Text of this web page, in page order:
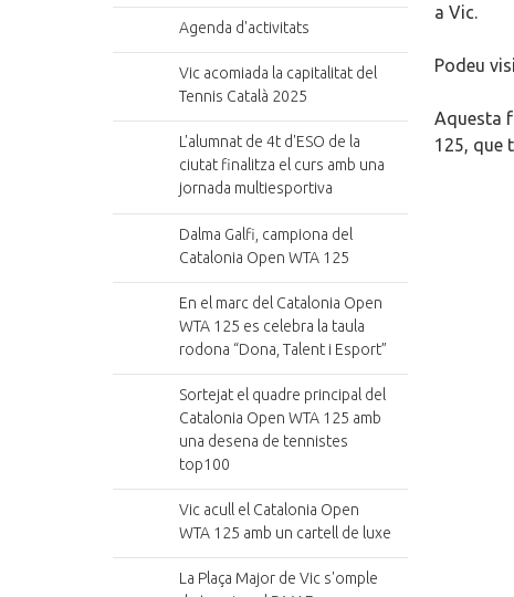
a Vic.
Podeu
Aquesta
125, que
Agenda d'activitats
Vic acomiada la capitalitat del
Tennis Català 2025
L'alumnat de 4t d'ESO de la
ciutat finalitza el curs amb una
jornada multiesportiva
Dalma Galfi, campiona del
Catalonia Open WTA 125
En el marc del Catalonia Open
WTA 125 es celebra la taula
rodona “Dona, Talent i Esport”
Sortejat el quadre principal del
Catalonia Open WTA 125 amb
una desena de tennistes
top100
Vic acull el Catalonia Open
WTA 125 amb un cartell de luxe
La Plaça Major de Vic s'omple